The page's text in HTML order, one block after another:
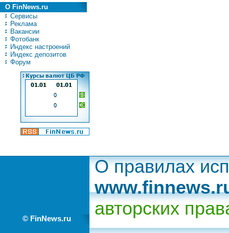
О FinNews.ru
Сервисы
Реклама
Вакансии
Фотобанк
Индекс настроений
Индекс депозитов
Форум
© FinNews.ru
О правилах
авторских